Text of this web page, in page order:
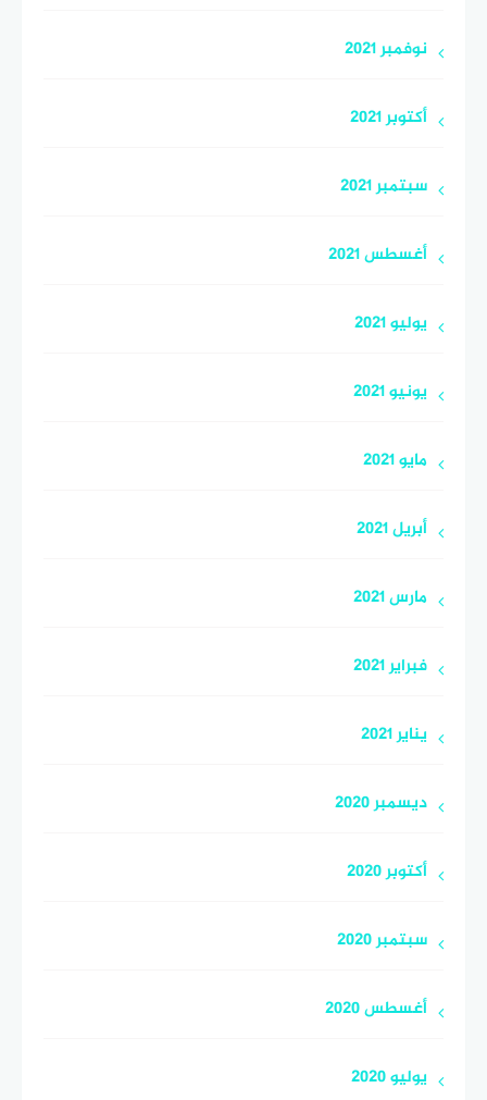
نوفمبر 2021
أكتوبر 2021
سبتمبر 2021
أغسطس 2021
يوليو 2021
يونيو 2021
مايو 2021
أبريل 2021
مارس 2021
فبراير 2021
يناير 2021
ديسمبر 2020
أكتوبر 2020
سبتمبر 2020
أغسطس 2020
يوليو 2020